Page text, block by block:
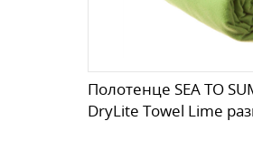
Полотенце SEA TO
DryLite Towel Lime